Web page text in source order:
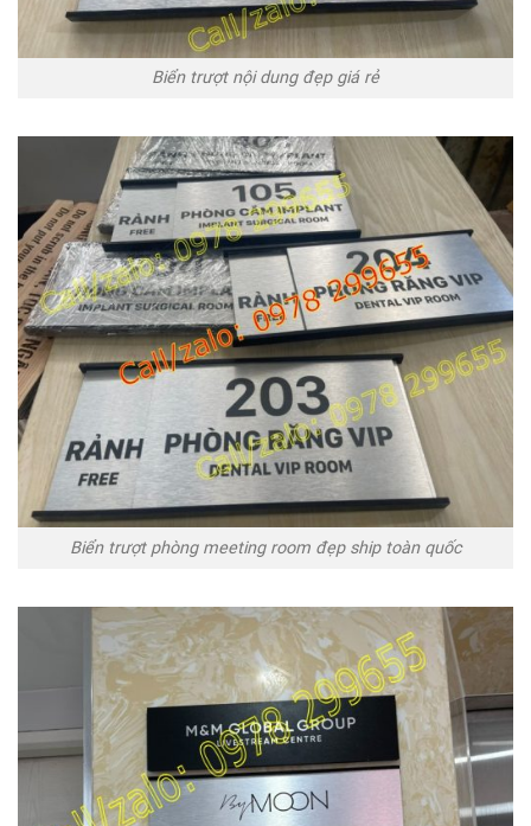
Biển trượt nội dung đẹp giá rẻ
Biển trượt phòng meeting room đẹp ship toàn quốc